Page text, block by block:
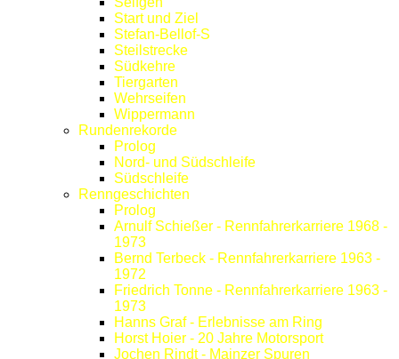
Start und Ziel
Stefan-Bellof-S
Steilstrecke
Südkehre
Tiergarten
Wehrseifen
Wippermann
Rundenrekorde
Prolog
Nord- und Südschleife
Südschleife
Renngeschichten
Prolog
Arnulf Schießer - Rennfahrerkarriere 1968 -
1973
Bernd Terbeck - Rennfahrerkarriere 1963 -
1972
Friedrich Tonne - Rennfahrerkarriere 1963 -
1973
Hanns Graf - Erlebnisse am Ring
Horst Hoier - 20 Jahre Motorsport
Jochen Rindt - Mainzer Spuren